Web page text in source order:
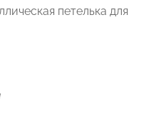
петелька для